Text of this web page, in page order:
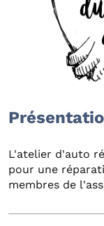
L'atelier d'auto
pour une
membres de